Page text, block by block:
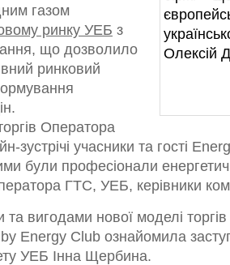
газом
ринку УЕБ з
що дозволило
ринковий
Оператора
зустрічі учасники та гості
були професіонали
ГТС, УЕБ, керівники
вигодами нової моделі торгів
Energy Club ознайомила
УЕБ Інна Щербина.